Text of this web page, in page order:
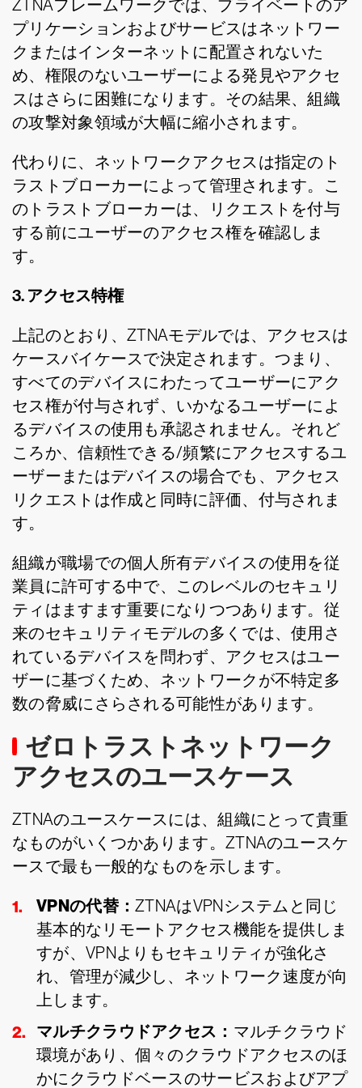
ZTNAフレームワークでは、プライベートのア
プリケーションおよびサービスはネットワー
クまたはインターネットに配置されないた
め、権限のないユーザーによる発見やアクセ
スはさらに困難になります。その結果、組織
の攻撃対象領域が大幅に縮小されます。
代わりに、ネットワークアクセスは指定のト
ラストブローカーによって管理されます。こ
のトラストブローカーは、リクエストを付与
する前にユーザーのアクセス権を確認しま
す。
3. アクセス特権
上記のとおり、ZTNAモデルでは、アクセスは
ケースバイケースで決定されます。つまり、
すべてのデバイスにわたってユーザーにアク
セス権が付与されず、いかなるユーザーによ
るデバイスの使用も承認されません。それど
ころか、信頼性できる/頻繁にアクセスするユ
ーザーまたはデバイスの場合でも、アクセス
リクエストは作成と同時に評価、付与されま
す。
組織が職場での個人所有デバイスの使用を従
業員に許可する中で、このレベルのセキュリ
ティはますます重要になりつつあります。従
来のセキュリティモデルの多くでは、使用さ
れているデバイスを問わず、アクセスはユー
ザーに基づくため、ネットワークが不特定多
数の脅威にさらされる可能性があります。
ゼロトラストネットワーク
アクセスのユースケース
ZTNAのユースケースには、組織にとって貴重
なものがいくつかあります。ZTNAのユースケ
ースで最も一般的なものを示します。
VPNの代替：ZTNAはVPNシステムと同じ
基本的なリモートアクセス機能を提供しま
すが、VPNよりもセキュリティが強化さ
れ、管理が減少し、ネットワーク速度が向
上します。
マルチクラウドアクセス： マルチクラウド
環境があり、個々のクラウドアクセスのほ
かにクラウドベースのサービスおよびアプ